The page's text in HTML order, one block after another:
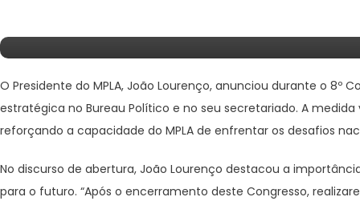
O Presidente do MPLA, João Lourenço, anunciou durante o 8º
estratégica no Bureau Político e no seu secretariado. A
reforçando a capacidade do MPLA de enfrentar os desafios
No discurso de abertura, João Lourenço destacou a
para o futuro. “Após o encerramento deste Congresso,